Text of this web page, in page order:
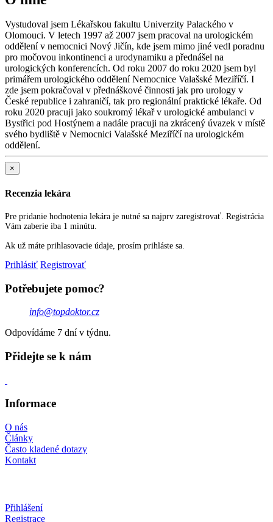
Vystudoval jsem Lékařskou fakultu Univerzity Palackého v
Olomouci. V letech 1997 až 2007 jsem pracoval na urologickém
oddělení v nemocnici Nový Jičín, kde jsem mimo jiné vedl poradnu
pro močovou inkontinenci a urodynamiku a přednášel na
urologických konferencích. Od roku 2007 do roku 2020 jsem byl
primářem urologického oddělení Nemocnice Valašské Meziříčí. I
zde jsem pokračoval v přednáškové činnosti jak pro urology v
České republice i zahraničí, tak pro regionální praktické lékaře. Od
roku 2020 pracuji jako soukromý lékař v urologické ambulanci v
Bystřici pod Hostýnem a nadále pracuji na zkrácený úvazek v místě
svého bydliště v Nemocnici Valašské Meziříčí na urologickém
×
Recenzia lekára
Pre pridanie hodnotenia lekára je nutné sa najprv zaregistrovať. Registrácia
Vám zaberie iba 1 minútu.
Ak už máte prihlasovacie údaje, prosím prihláste sa.
Prihlásiť Registrovať
Potřebujete pomoc?
info@topdoktor.cz
Odpovídáme 7 dní v týdnu.
Přidejte se k nám
Informace
O nás
Články
Často kladené dotazy
Kontakt
Přihlášení
Registrace